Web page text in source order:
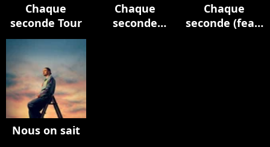
Chaque
seconde Tour
Chaque
seconde
Chaque
seconde (feat.
Nous on sait